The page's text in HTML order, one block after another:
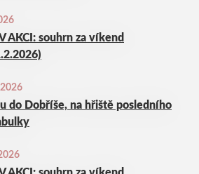
AKCI: souhrn za víkend
do Dobříše, na hřiště posledního